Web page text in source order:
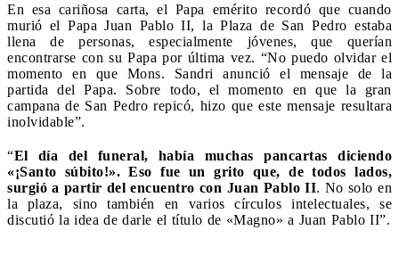
En esa cariñosa carta, el Papa emérito recordó que cuando
murió el Papa Juan Pablo II, la Plaza de San Pedro estaba
llena de personas, especialmente jóvenes, que querían
encontrarse con su Papa por última vez. “No puedo olvidar el
momento en que Mons. Sandri anunció el mensaje de la
partida del Papa. Sobre todo, el momento en que la gran
campana de San Pedro repicó, hizo que este mensaje resultara
inolvidable”.
“El día del funeral, había muchas pancartas diciendo
«¡Santo súbito!». Eso fue un grito que, de todos lados,
surgió a partir del encuentro con Juan Pablo II. No solo en
la plaza, sino también en varios círculos intelectuales, se
discutió la idea de darle el título de «Magno» a Juan Pablo II”.